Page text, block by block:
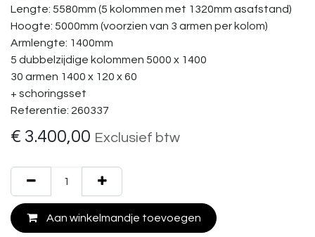
Lengte: 5580mm (5 kolommen met 1320mm asafstand)
Hoogte: 5000mm (voorzien van 3 armen per kolom)
Armlengte: 1400mm
5 dubbelzijdige kolommen 5000 x 1400
30 armen 1400 x 120 x 60
+ schoringsset
Referentie: 260337
€ 3.400,00 Exclusief btw
Aan winkelmandje toevoegen